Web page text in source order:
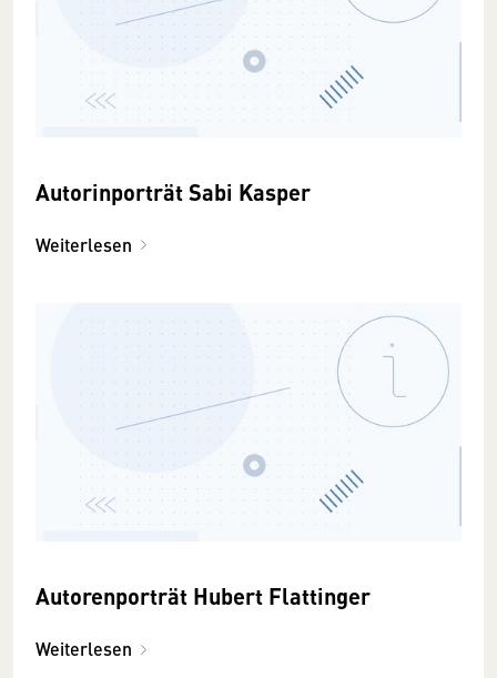
Autorinporträt Sabi Kasper
Weiterlesen
Autorenporträt Hubert Flattinger
Weiterlesen